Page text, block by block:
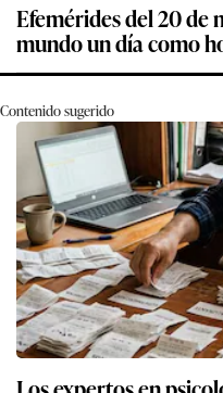
Efemérides del 20 de
mundo un día como
Contenido sugerido